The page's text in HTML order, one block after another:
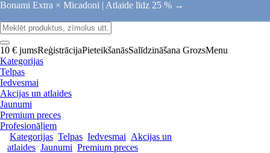
Bonami Extra × Micadoni | Atlaide līdz 25 % →
10 € jumsReģistrācijaPieteikšanāsSalīdzināšana GrozsMenu
Kategorijas
Telpas
Iedvesmai
Akcijas un atlaides
Jaunumi
Premium preces
Profesionāļiem
Kategorijas Telpas Iedvesmai Akcijas un
atlaides Jaunumi Premium preces